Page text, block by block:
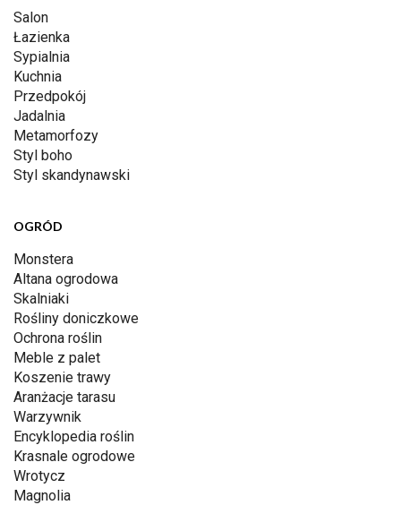
Salon
Łazienka
Sypialnia
Kuchnia
Przedpokój
Jadalnia
Metamorfozy
Styl boho
Styl skandynawski
OGRÓD
Monstera
Altana ogrodowa
Skalniaki
Rośliny doniczkowe
Ochrona roślin
Meble z palet
Koszenie trawy
Aranżacje tarasu
Warzywnik
Encyklopedia roślin
Krasnale ogrodowe
Wrotycz
Magnolia